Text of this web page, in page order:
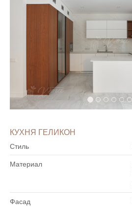
КУХНЯ ГЕЛИКОН
Стиль
Материал
Фасад